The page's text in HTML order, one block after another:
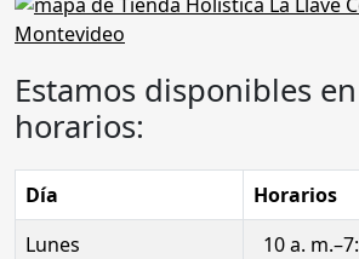
Estamos disponibles
horarios:
Día
Horarios
Lunes
10 a.